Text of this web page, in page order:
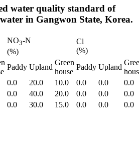
water quality standard of
in Gangwon State, Korea.
NO3-N
(%)
Cl
(%)
Paddy Upland
Green
house
Paddy Upland
0.0 20.0 10.0 0.0 0.0
0.0
0.0 40.0 20.0 0.0 0.0
0.0
0.0 30.0 15.0 0.0 0.0 0.0